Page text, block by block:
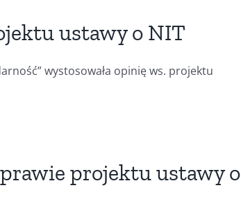
ustawy o NIT
wystosowała opinię ws. projektu
projektu ustawy o